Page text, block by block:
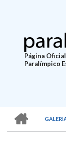
principal
Página
Paralímpico